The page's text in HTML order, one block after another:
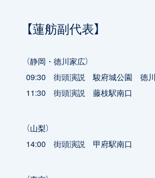
【蓮舫副代表】
（静岡・徳川家広）
09:30 街頭演説 駿府城公園 徳川
11:30 街頭演説 藤枝駅南口
（山梨）
14:00 街頭演説 甲府駅南口